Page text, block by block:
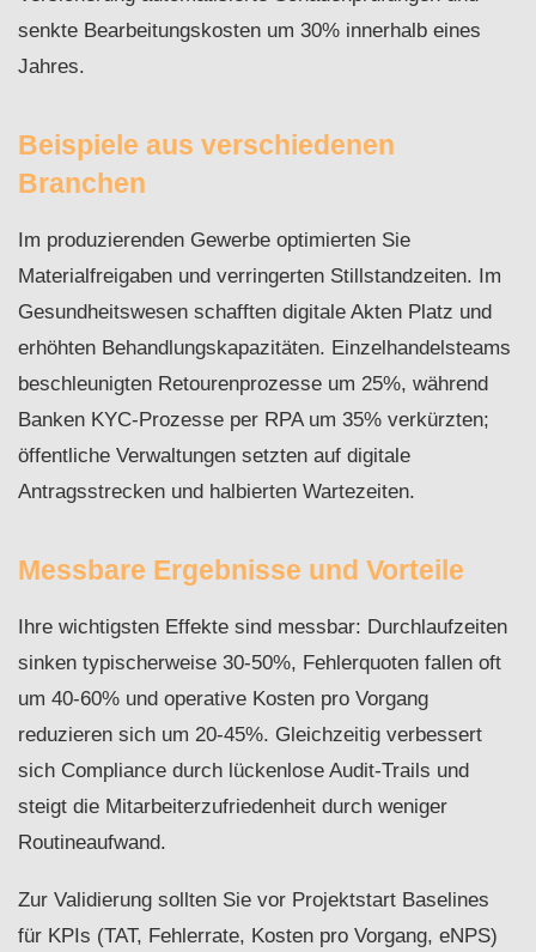
senkte Bearbeitungskosten um 30% innerhalb eines
Jahres.
Beispiele aus verschiedenen
Branchen
Im produzierenden Gewerbe optimierten Sie
Materialfreigaben und verringerten Stillstandzeiten. Im
Gesundheitswesen schafften digitale Akten Platz und
erhöhten Behandlungskapazitäten. Einzelhandelsteams
beschleunigten Retourenprozesse um 25%, während
Banken KYC-Prozesse per RPA um 35% verkürzten;
öffentliche Verwaltungen setzten auf digitale
Antragsstrecken und halbierten Wartezeiten.
Messbare Ergebnisse und Vorteile
Ihre wichtigsten Effekte sind messbar: Durchlaufzeiten
sinken typischerweise 30-50%, Fehlerquoten fallen oft
um 40-60% und operative Kosten pro Vorgang
reduzieren sich um 20-45%. Gleichzeitig verbessert
sich Compliance durch lückenlose Audit-Trails und
steigt die Mitarbeiterzufriedenheit durch weniger
Routineaufwand.
Zur Validierung sollten Sie vor Projektstart Baselines
für KPIs (TAT, Fehlerrate, Kosten pro Vorgang, eNPS)